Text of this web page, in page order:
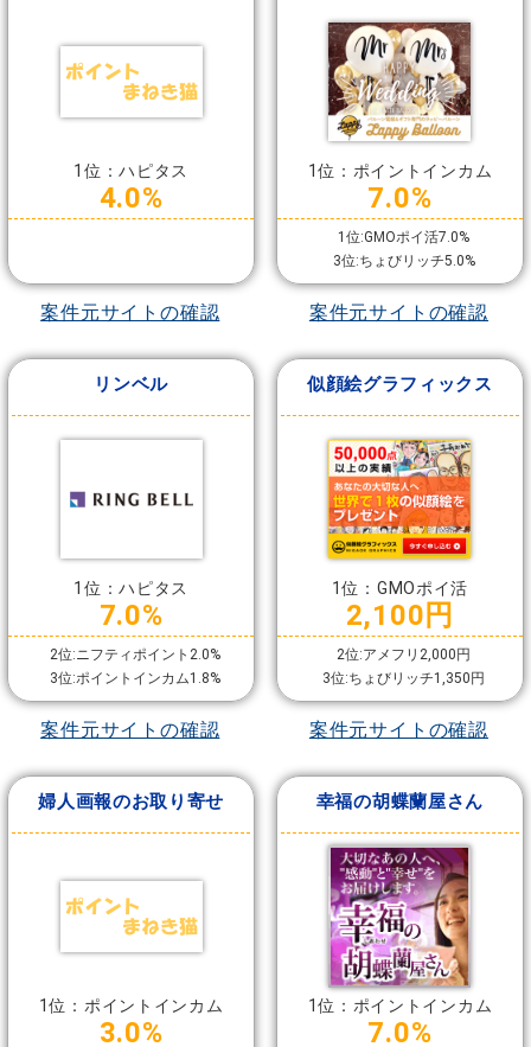
1位：ハピタス
4.0%
案件元サイトの確認
1位：ポイントインカム
7.0%
1位:GMOポイ活7.0%
3位:ちょびリッチ5.0%
案件元サイトの確認
リンベル
1位：ハピタス
7.0%
2位:ニフティポイント2.0%
3位:ポイントインカム1.8%
案件元サイトの確認
似顔絵グラフィックス
1位：GMOポイ活
2,100円
2位:アメフリ2,000円
3位:ちょびリッチ1,350円
案件元サイトの確認
婦人画報のお取り寄せ
1位：ポイントインカム
3.0%
幸福の胡蝶蘭屋さん
1位：ポイントインカム
7.0%